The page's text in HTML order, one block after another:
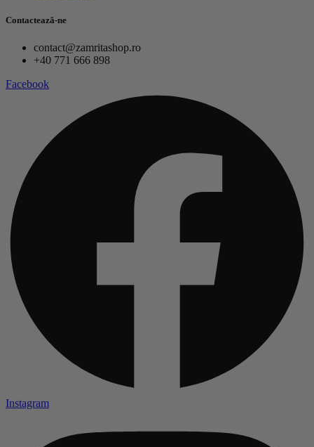
Contactează-ne
contact@zamritashop.ro
+40 771 666 898
Facebook
Instagram